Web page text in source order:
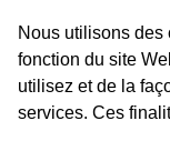
Nous utilisons des
fonction du site
utilisez et de la
services. Ces